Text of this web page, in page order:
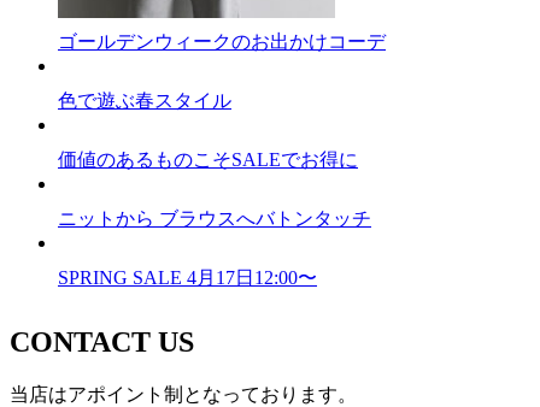
ゴールデンウィークのお出かけコーデ
色で遊ぶ春スタイル
価値のあるものこそSALEでお得に
ニットから ブラウスへバトンタッチ
SPRING SALE 4月17日12:00〜
CONTACT US
当店はアポイント制となっております。